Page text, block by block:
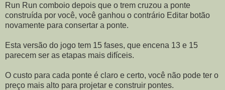
Run Run comboio depois que o trem cruzou a ponte
construída por você, você ganhou o contrário Editar botão
novamente para consertar a ponte.
Esta versão do jogo tem 15 fases, que encena 13 e 15
parecem ser as etapas mais difíceis.
O custo para cada ponte é claro e certo, você não pode ter o
preço mais alto para projetar e construir pontes.